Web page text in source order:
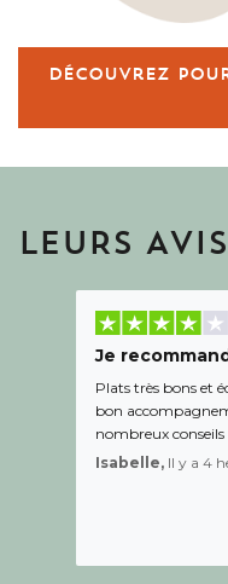
Découvrez
LEURS AVIS
Je
Plats très bons et
bon
nombreux conseils
Isabelle, Il y a 4